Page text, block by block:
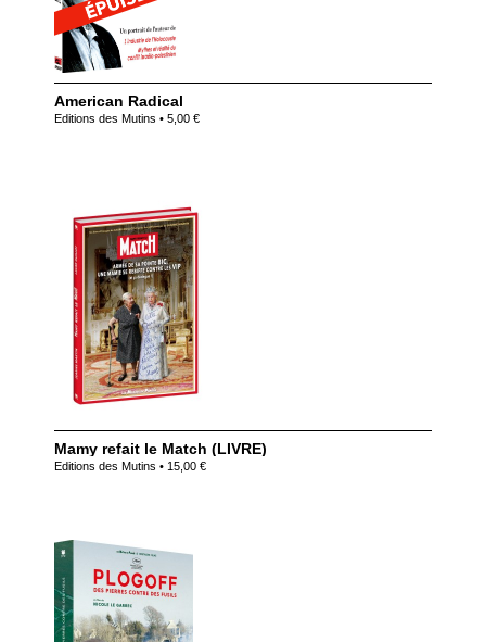
American Radical
Editions des Mutins • 5,00 €
Mamy refait le Match (LIVRE)
Editions des Mutins • 15,00 €